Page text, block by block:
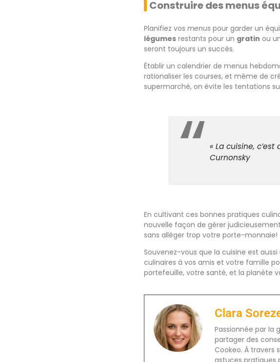
Construire des menus
Planifiez vos menus pour garder un
légumes restants pour un gratin ou
seront toujours un succès.
Établir un calendrier de menus
rationaliser les courses, et même de
supermarché, on évite les tentations
« La cuisine,
Curnonsky
En cultivant ces bonnes pratiques
nouvelle façon de gérer
sans alléger trop votre porte-monnaie!
Souvenez-vous que la cuisine est
culinaires à vos amis et votre famille
portefeuille, votre santé, et la planète
Clara
Passionnée par la
partager des
Cookeo. À travers